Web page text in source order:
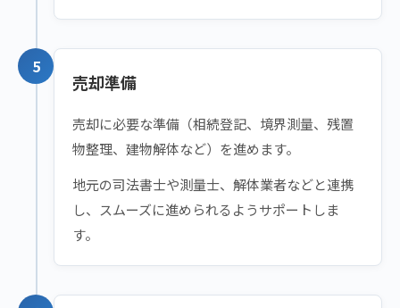
5
売却準備
売却に必要な準備（相続登記、境界測量、残置
物整理、建物解体など）を進めます。
地元の司法書士や測量士、解体業者などと連携
し、スムーズに進められるようサポートしま
す。